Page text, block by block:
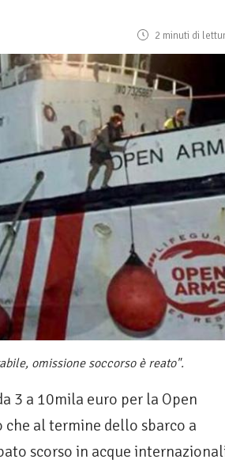
2 minuti di
omissione soccorso è reato".
3 a 10mila euro per la Open
che al termine dello sbarco a
scorso in acque